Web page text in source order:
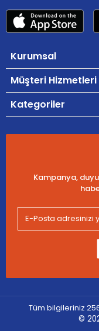
Kurumsal
Müşteri Hizmetleri
Kategoriler
Kampanya,
Tüm bilgileriniz
©